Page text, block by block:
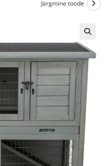
Järgmine toode